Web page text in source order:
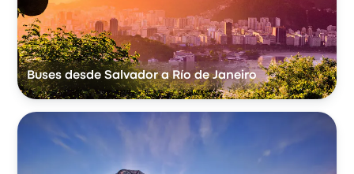
Buses desde Salvador a Río de Janeiro